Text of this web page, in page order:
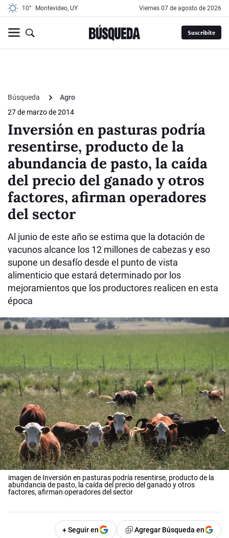
10° Montevideo, UY viernes 07 de agosto de 2026
Suscribite
Búsqueda
Agro
27 de marzo de 2014
Inversión en pasturas podría
resentirse, producto de la
abundancia de pasto, la caída
del precio del ganado y otros
factores, afirman operadores
del sector
Al junio de este año se estima que la dotación de
vacunos alcance los 12 millones de cabezas y eso
supone un desafío desde el punto de vista
alimenticio que estará determinado por los
mejoramientos que los productores realicen en esta
época
imagen de Inversión en pasturas podría resentirse, producto de la
abundancia de pasto, la caída del precio del ganado y otros
factores, afirman operadores del sector
+ Seguir en Agregar Búsqueda en